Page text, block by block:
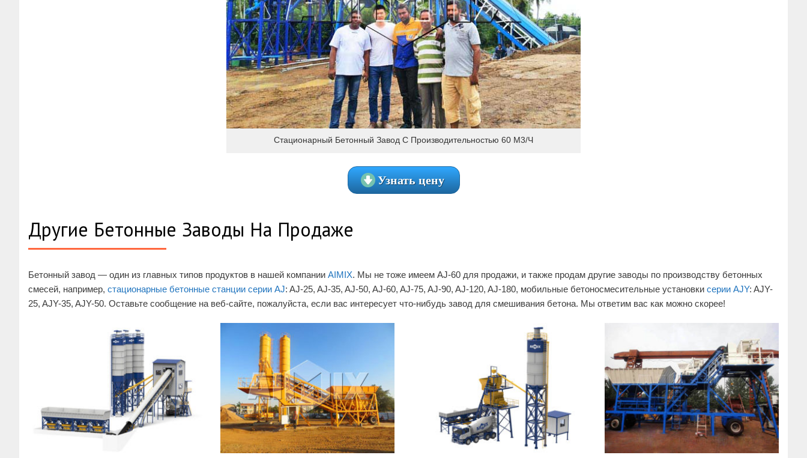
Стационарный Бетонный Завод С Производительностью 60 М3/ч
Узнать цену
Другие Бетонные Заводы На Продаже
Бетонный завод — один из главных типов продуктов в нашей компании AIMIX. Мы не тоже имеем AJ-60 для продажи, и также продам другие заводы по производству бетонных
смесей, например, стационарные бетонные станции серии AJ: AJ-25, AJ-35, AJ-50, AJ-60, AJ-75, AJ-90, AJ-120, AJ-180, мобильные бетоносмесительные установки серии AJY: AJY-
25, AJY-35, AJY-50. Оставьте сообщение на веб-сайте, пожалуйста, если вас интересует что-нибудь завод для смешивания бетона. Мы ответим вас как можно скорее!